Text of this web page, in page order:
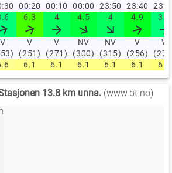
00:20 00:10 00:00 23:50 23:40
6.3 4 4.5 4 4.9 3.6
V
V
(251)
V
(271)
NV
(300)
NV
(315)
V
(256)
V
6.1 6.1 6.1 6.1 6.1 6.7
13.8 km unna. (www.bt.no)